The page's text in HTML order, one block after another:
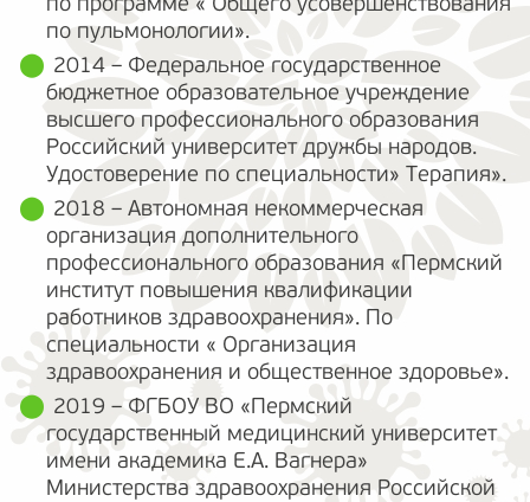
по программе « Общего усовершенствования
по пульмонологии».
2014 – Федеральное государственное
бюджетное образовательное учреждение
высшего профессионального образования
Российский университет дружбы народов.
Удостоверение по специальности» Терапия».
2018 – Автономная некоммерческая
организация дополнительного
профессионального образования «Пермский
институт повышения квалификации
работников здравоохранения». По
специальности « Организация
здравоохранения и общественное здоровье».
2019 – ФГБОУ ВО «Пермский
государственный медицинский университет
имени академика Е.А. Вагнера»
Министерства здравоохранения Российской